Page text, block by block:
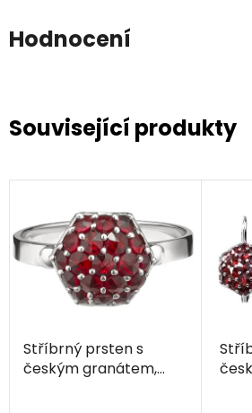
Hodnocení
Související produkty
Stříbrný prsten s
českým granátem,